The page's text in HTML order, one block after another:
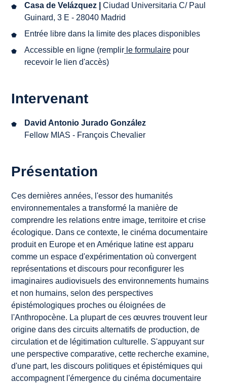
Casa de Velázquez | Ciudad Universitaria C/ Paul
Guinard, 3 E - 28040 Madrid
Entrée libre dans la limite des places disponibles
Accessible en ligne (remplir le formulaire pour
recevoir le lien d'accès)
Intervenant
David Antonio Jurado González
Fellow MIAS - François Chevalier
Présentation
Ces dernières années, l'essor des humanités
environnementales a transformé la manière de
comprendre les relations entre image, territoire et crise
écologique. Dans ce contexte, le cinéma documentaire
produit en Europe et en Amérique latine est apparu
comme un espace d'expérimentation où convergent
représentations et discours pour reconfigurer les
imaginaires audiovisuels des environnements humains
et non humains, selon des perspectives
épistémologiques proches ou éloignées de
l'Anthropocène. La plupart de ces œuvres trouvent leur
origine dans des circuits alternatifs de production, de
circulation et de légitimation culturelle. S'appuyant sur
une perspective comparative, cette recherche examine,
d'une part, les discours politiques et épistémiques qui
accompagnent l'émergence du cinéma documentaire